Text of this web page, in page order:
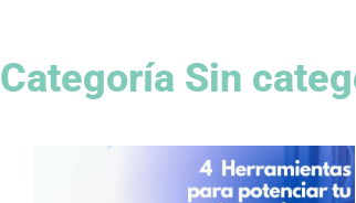
Categoría Sin